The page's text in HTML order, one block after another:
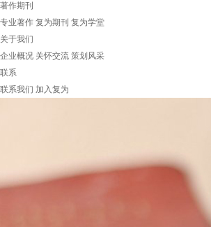
著作期刊
专业著作 复为期刊 复为学堂
关于我们
企业概况 关怀交流 策划风采
联系
联系我们 加入复为